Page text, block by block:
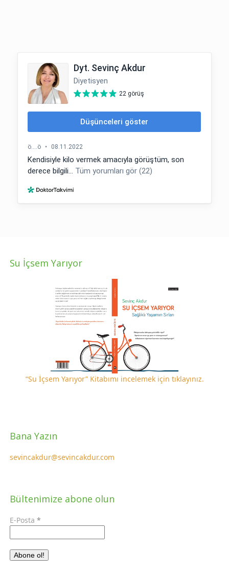
Su İçsem Yarıyor
“Su İçsem Yarıyor” Kitabımı incelemek için tıklayınız.
Bana Yazın
sevincakdur@sevincakdur.com
Bültenimize abone olun
E-Posta*